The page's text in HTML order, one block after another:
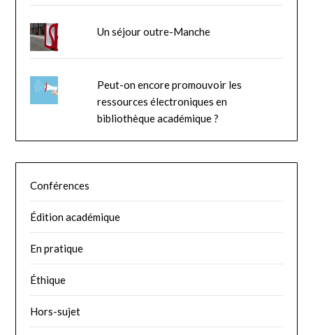
Un séjour outre-Manche
Peut-on encore promouvoir les
ressources électroniques en
bibliothèque académique ?
Conférences
Édition académique
En pratique
Éthique
Hors-sujet